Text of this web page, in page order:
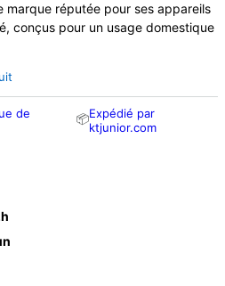
marque réputée pour ses appareils
conçus pour un usage domestique
de
📦Expédié par
ktjunior.com